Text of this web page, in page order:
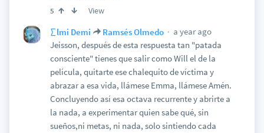
5 View
∑lmi Demi Ramsés Olmedo
a year ago
Jeisson, después de esta respuesta tan "patada
consciente" tienes que salir como Will el de la
película, quitarte ese chalequito de víctima y
abrazar a esa vida, llámese Emma, llámese Amén.
Concluyendo así esa octava recurrente y abrirte a
la nada, a experimentar quien sabe qué, sin
sueños,ni metas, ni nada, solo sintiendo cada